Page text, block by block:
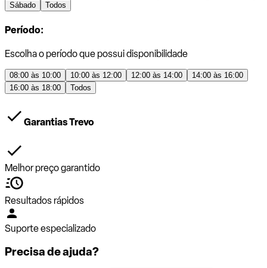
Sábado
Todos
Período:
Escolha o período que possui disponibilidade
08:00 às 10:00 10:00 às 12:00 12:00 às 14:00
14:00 às 16:00
16:00 às 18:00
Todos
Garantias Trevo
Melhor preço garantido
Resultados rápidos
Suporte especializado
Precisa de ajuda?